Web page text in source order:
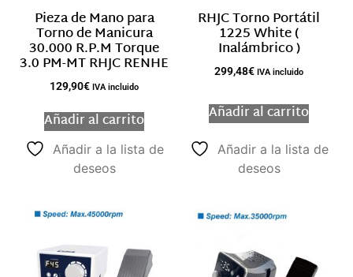
Pieza de Mano para
Torno de Manicura
30.000 R.P.M Torque
3.0 PM-MT RHJC RENHE
129,90€ IVA incluido
Añadir al carrito
Añadir a la lista de
deseos
RHJC Torno Portátil
1225 White (
Inalámbrico )
299,48€ IVA incluido
Añadir al carrito
Añadir a la lista de
deseos